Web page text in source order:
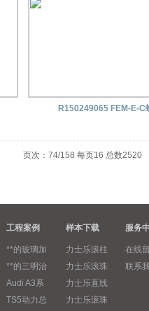
R150249065 FEM-E-C
页次：74/158 每页16 总数
工程案例
**的玻璃加
**的三明治
Audi A3系
TS5动力总
样本下载
力士乐滚柱
力士乐滚珠
力士乐直线
力士乐滚珠
服务
在线
联系